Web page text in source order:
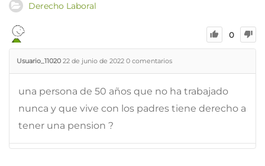
Derecho Laboral
0
Usuario_11020 22 de junio de 2022 0 comentarios
una persona de 50 años que no ha trabajado
nunca y que vive con los padres tiene derecho a
tener una pension ?